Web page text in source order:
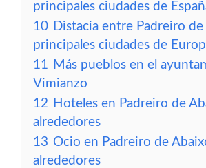
principales ciudades de
10 Distacia entre Padreiro de
principales ciudades de
11 Más pueblos en el
Vimianzo
12 Hoteles en Padreiro de
alrededores
13 Ocio en Padreiro de
alrededores